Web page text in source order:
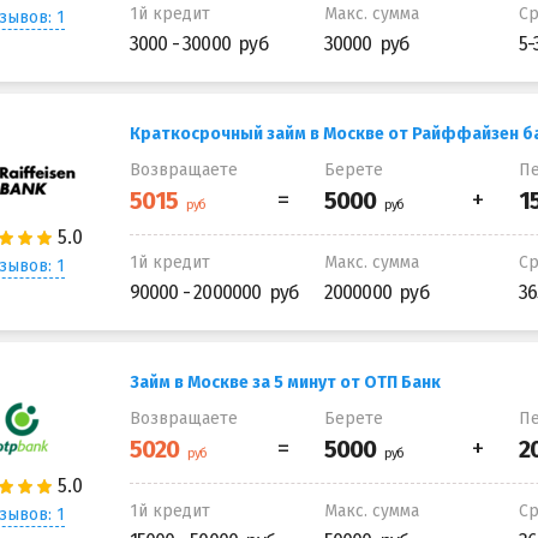
1 1й кредит
3000 - 30000
Макс. сумма
30000
1
Краткосрочный займ в Москве от Райффайзен
Возвращаете
Берете
1й кредит
90000 - 2000000
Макс. сумма
2000000
1
Займ в Москве за 5 минут от ОТП Банк
Возвращаете
Берете
1й кредит Макс. сумма